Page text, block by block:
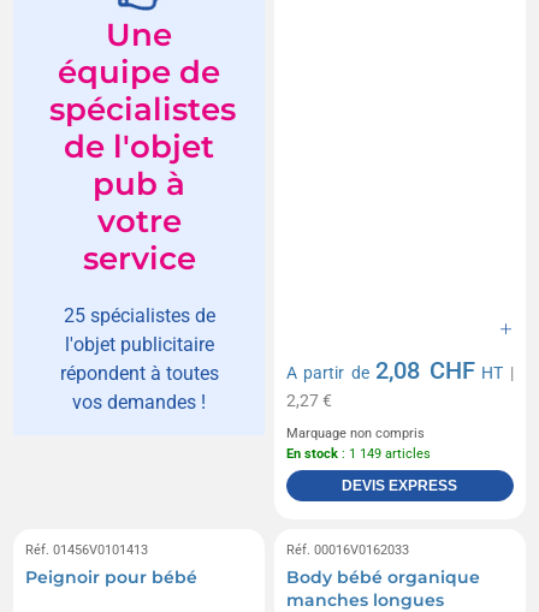
Une
équipe de
spécialistes
de l'objet
pub à
votre
service
25 spécialistes de
l'objet publicitaire
répondent à toutes
vos demandes !
A partir de2,08 CHF HT |
2,27 €
Marquage non compris
En stock : 1 149 articles
DEVIS EXPRESS
Réf. 01456V0101413
Peignoir pour bébé
Réf. 00016V0162033
Body bébé organique
manches longues